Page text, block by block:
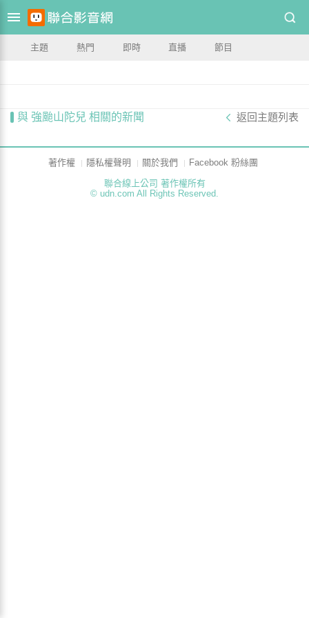
主題 熱門 即時 直播 節目
與 強颱山陀兒 相關的新聞 返回主題列表
著作權 隱私權聲明 關於我們
Facebook 粉絲團
聯合線上公司 著作權所有
© udn.com All Rights Reserved.